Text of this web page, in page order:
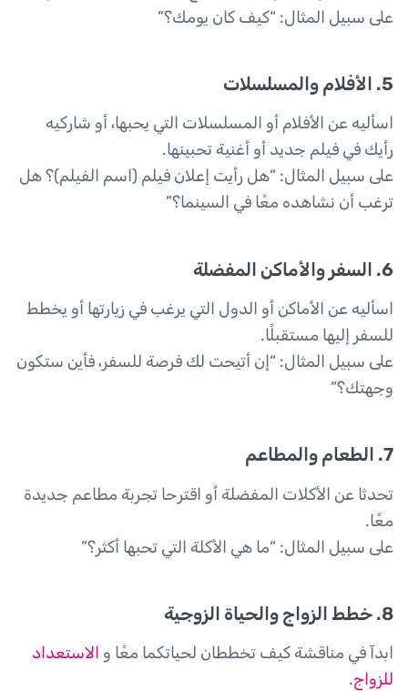
على سبيل المثال: “كيف كان يومك؟”
5. الأفلام والمسلسلات
اسأليه عن الأفلام أو المسلسلات التي يحبها، أو شاركيه
رأيك في فيلم جديد أو أغنية تحبينها.
على سبيل المثال: “هل رأيت إعلان فيلم (اسم الفيلم)؟ هل
ترغب أن نشاهده معًا في السينما؟”
6. السفر والأماكن المفضلة
اسأليه عن الأماكن أو الدول التي يرغب في زيارتها أو يخطط
للسفر إليها مستقبلًا.
على سبيل المثال: “إن أتيحت لك فرصة للسفر، فأين ستكون
وجهتك؟”
7. الطعام والمطاعم
تحدثا عن الأكلات المفضلة أو اقترحا تجربة مطاعم جديدة
معًا.
على سبيل المثال: “ما هي الأكلة التي تحبها أكثر؟”
8. خطط الزواج والحياة الزوجية
ابدآ في مناقشة كيف تخططان لحياتكما معًا و الاستعداد
للزواج.